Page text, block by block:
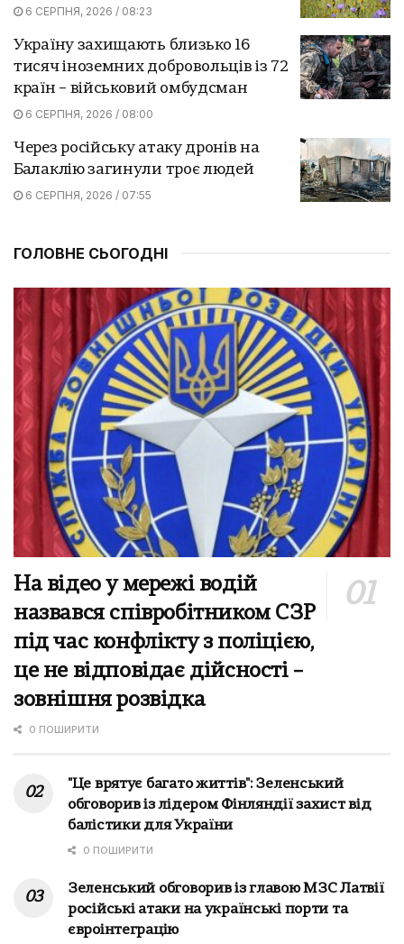
6 СЕРПНЯ, 2026 / 08:23
Україну захищають близько 16
тисяч іноземних добровольців із 72
країн – військовий омбудсман
6 СЕРПНЯ, 2026 / 08:00
Через російську атаку дронів на
Балаклію загинули троє людей
6 СЕРПНЯ, 2026 / 07:55
ГОЛОВНЕ СЬОГОДНІ
На відео у мережі водій
назвався співробітником СЗР
під час конфлікту з поліцією,
це не відповідає дійсності –
зовнішня розвідка
0 ПОШИРИТИ
"Це врятує багато життів": Зеленський
обговорив із лідером Фінляндії захист від
балістики для України
0 ПОШИРИТИ
Зеленський обговорив із главою МЗС Латвії
російські атаки на українські порти та
євроінтеграцію